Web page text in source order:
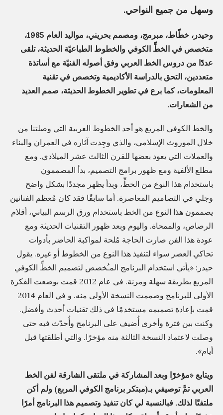
s
m
وسهل من جميع النواحي.
وحيدر، خطّاط، مبرمج، ومصمم بحريني، مواليد العام 1985،
متخصص في الخطِّ الكوفي والخطوط الطباعيّة الحديثة، تلقى
عددًا من دروس الخط العربي وفق أصوله الفنيّة مع أساتذة
متعددين، التحق بالدراسة الأكاديمية وتخصص في تقنية
المعلومات، كما برع في تطوير الخطوط الحديثة، صمم العديد
من الشعارات.
والخط الكوفي المربع هو أحد الخطوط العربية التي وصلتنا من
خلال الموروث الإسلامي، والذي وجِدت آثاره في العمران والبناء
والعملات التي يعود بعضها للقرن الثالث عشر الميلادي. ومع
مطلع الألفية ومع ظهور برامج التصميم، بدأ المصممون
باستخدام هذا النوع من الخطِّ، وبدأ يظهر مجددًا بشكل واضح
وجلي في التصاميم المعاصرة. أما سابقًا فقد كان مُعظم الفنانين
يصممون هذا النوع من الخط باستخدام ورق الرسم البياني، أقلام
الرصاص، والممحاة. واليوم وبعد ظهور التقنيات الحديثة ومع
عودة هذا الفن صارت الحاجة مُلحة لمواكبة الحاضر بأدوات
تحاكي العصر سواء لتنفيذ هذا النوع من الخطوط أو غيره. يقول
حيدر: «يأتي استخدام البرنامج المـُخصص لتصميم الخطِّ الكوفي
المربع بطريقة سهلة ومرنة. في عام 2012 قمت بوضعت الفكرة
الأولى للبرنامج وصممت النسخة الأولى منه. و في العام 2014
قمت بإعادة تصميمه مستخدمًا في ذلك تقنيات أحدث وأفضل.
وكنت بين فترة وأخرى أُضيف على البرنامج وأُحدّث فيه حتى
وصلت لاعتماد النسخة الثالثة منه مؤخرًا. والتي أطلقتها قبل
أيام».
ويتابع «مؤخرًا وبعد المشاركة في ملتقى الشارقة لفن الخط
العربي تمَّ توصيفي بـ(مبتكر برنامج الكوفي المربع) ولم أكن
ملتفتًا لذلك. فبالنسبة لي كان تنفيذ وتصميم هذا البرنامج أمرًا